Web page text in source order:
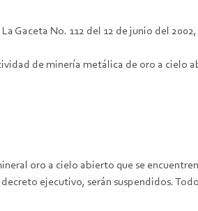
Gaceta No. 112 del 12 de junio del
de minería metálica de oro a cielo
oro a cielo abierto que se
ejecutivo, serán suspendidos.